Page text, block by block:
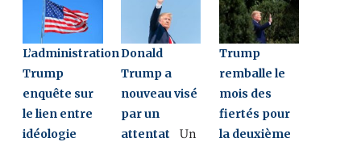
L’administration
Trump
enquête sur
le lien entre
idéologie
Donald
Trump a
nouveau visé
par un
attentat Un
Trump
remballe le
mois des
fiertés pour
la deuxième